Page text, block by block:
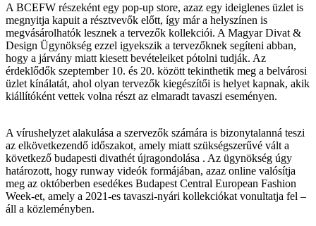
A BCEFW részeként egy pop-up store, azaz egy ideiglenes üzlet is
megnyitja kapuit a résztvevők előtt, így már a helyszínen is
megvásárolhatók lesznek a tervezők kollekciói. A Magyar Divat &
Design Ügynökség ezzel igyekszik a tervezőknek segíteni abban,
hogy a járvány miatt kiesett bevételeiket pótolni tudják. Az
érdeklődők szeptember 10. és 20. között tekinthetik meg a belvárosi
üzlet kínálatát, ahol olyan tervezők kiegészítői is helyet kapnak, akik
kiállítóként vettek volna részt az elmaradt tavaszi eseményen.
A vírushelyzet alakulása a szervezők számára is bizonytalanná teszi
az elkövetkezendő időszakot, amely miatt szükségszerűvé vált a
következő budapesti divathét újragondolása . Az ügynökség úgy
határozott, hogy runway videók formájában, azaz online valósítja
meg az októberben esedékes Budapest Central European Fashion
Week-et, amely a 2021-es tavaszi-nyári kollekciókat vonultatja fel –
áll a közleményben.